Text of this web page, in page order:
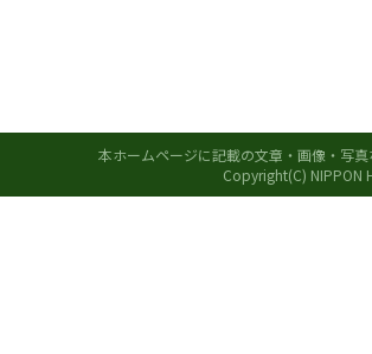
本ホームページに記載の文章・画像・写
Copyright(C) NIPPON